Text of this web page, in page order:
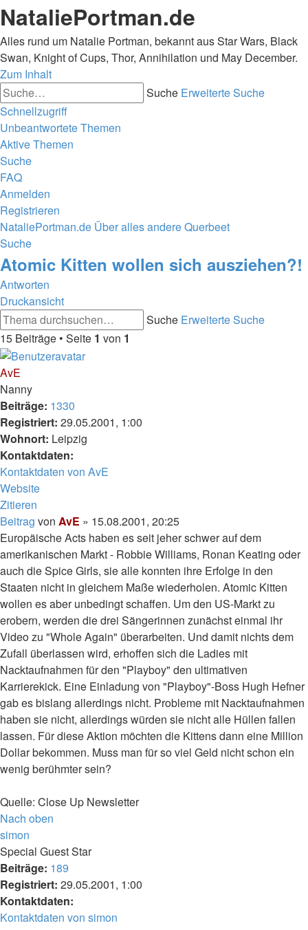
NataliePortman.de
Alles rund um Natalie Portman, bekannt aus Star Wars, Black
Swan, Knight of Cups, Thor, Annihilation und May December.
Zum Inhalt
Suche Erweiterte Suche
Schnellzugriff
Unbeantwortete Themen
Aktive Themen
Suche
FAQ
Anmelden
Registrieren
NataliePortman.de Über alles andereQuerbeet
Suche
Atomic Kitten wollen sich ausziehen?!
Antworten
Druckansicht
Suche Erweiterte Suche
15 Beiträge • Seite 1 von 1
AvE
Nanny
Beiträge: 1330
Registriert: 29.05.2001, 1:00
Wohnort: Leipzig
Kontaktdaten:
Kontaktdaten von AvE
Website
Zitieren
Beitrag von AvE » 15.08.2001, 20:25
Europäische Acts haben es seit jeher schwer auf dem
amerikanischen Markt - Robbie Williams, Ronan Keating oder
auch die Spice Girls, sie alle konnten ihre Erfolge in den
Staaten nicht in gleichem Maße wiederholen. Atomic Kitten
wollen es aber unbedingt schaffen. Um den US-Markt zu
erobern, werden die drei Sängerinnen zunächst einmal ihr
Video zu "Whole Again" überarbeiten. Und damit nichts dem
Zufall überlassen wird, erhoffen sich die Ladies mit
Nacktaufnahmen für den "Playboy" den ultimativen
Karrierekick. Eine Einladung von "Playboy"-Boss Hugh Hefner
gab es bislang allerdings nicht. Probleme mit Nacktaufnahmen
haben sie nicht, allerdings würden sie nicht alle Hüllen fallen
lassen. Für diese Aktion möchten die Kittens dann eine Million
Dollar bekommen. Muss man für so viel Geld nicht schon ein
wenig berühmter sein?
Quelle: Close Up Newsletter
Nach oben
simon
Special Guest Star
Beiträge: 189
Registriert: 29.05.2001, 1:00
Kontaktdaten:
Kontaktdaten von simon